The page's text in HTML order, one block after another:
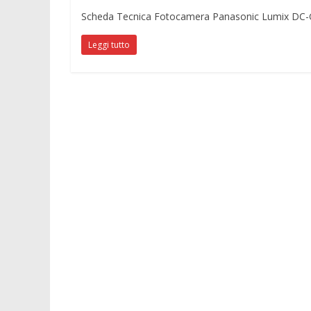
Scheda Tecnica Fotocamera Panasonic Lumix DC-
Leggi tutto